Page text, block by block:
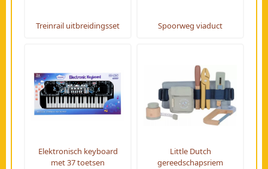
Treinrail uitbreidingsset Spoorweg viaduct
Elektronisch keyboard
met 37 toetsen
Little Dutch
gereedschapsriem